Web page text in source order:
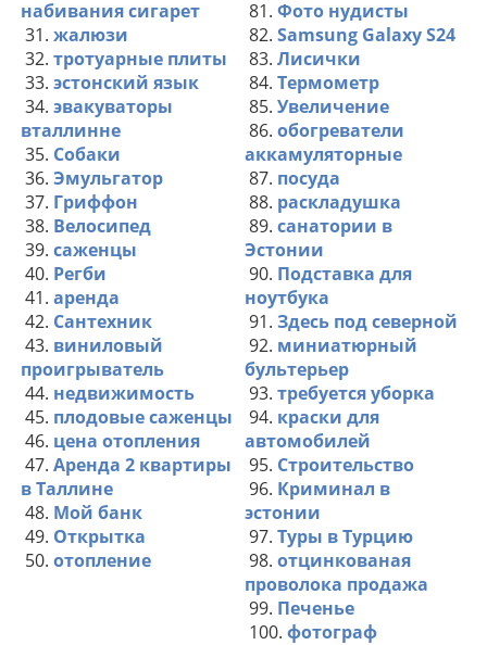
набивания сигарет
31. жалюзи
32. тротуарные плиты
33. эстонский язык
34. эвакуваторы
вталлинне
35. Собаки
36. Эмульгатор
37. Гриффон
38. Велосипед
39. саженцы
40. Регби
41. аренда
42. Сантехник
43. виниловый
проигрыватель
44. недвижимость
45. плодовые саженцы
46. цена отопления
47. Аренда 2 квартиры
в Таллине
48. Мой банк
49. Открытка
50. отопление
81. Фото нудисты
82. Samsung Galaxy S24
83. Лисички
84. Термометр
85. Увеличение
86. обогреватели
аккамуляторные
87. посуда
88. раскладушка
89. санатории в
Эстонии
90. Подставка для
ноутбука
91. Здесь под северной
92. миниатюрный
бультерьер
93. требуется уборка
94. краски для
автомобилей
95. Строительство
96. Криминал в
эстонии
97. Туры в Турцию
98. отцинкованая
проволока продажа
99. Печенье
100. фотограф